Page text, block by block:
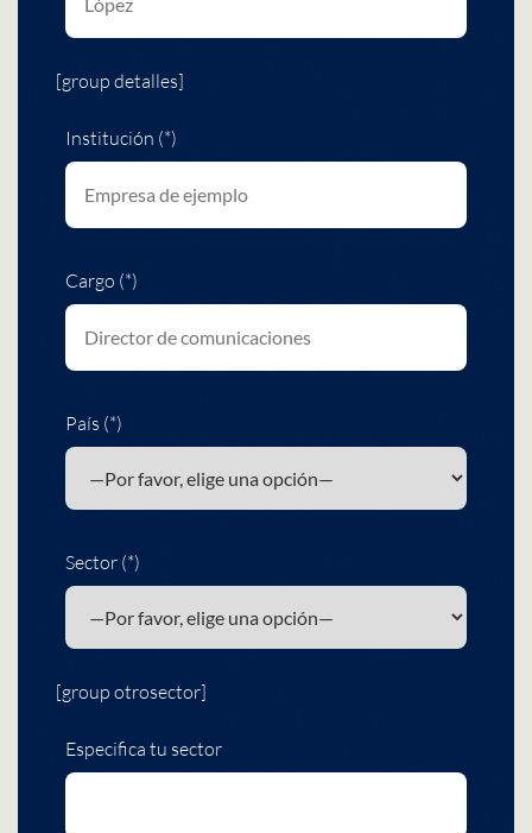
[group detalles]
Institución (*)
Cargo (*)
País (*)
Sector (*)
[group otrosector]
Especifica tu sector